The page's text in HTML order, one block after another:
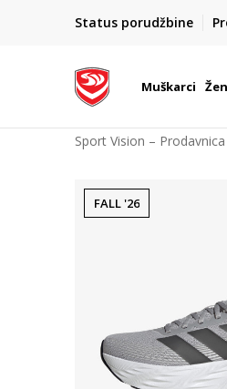
Status porudžbine
Muškarci
Sport Vision –
FALL '26